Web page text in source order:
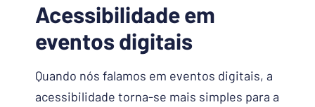
Acessibilidade em
eventos digitais
Quando nós falamos em eventos digitais, a
acessibilidade torna-se mais simples para a